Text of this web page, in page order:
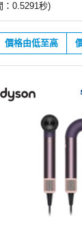
：0.5291秒)
價格由低至高